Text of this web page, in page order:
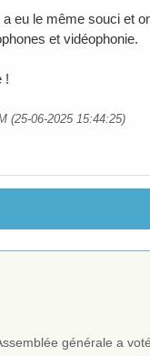
eu le même souci et
et vidéophonie.
!
(25-06-2025 15:44:25)
générale a